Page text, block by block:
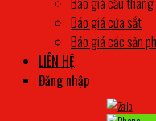
Báo giá cửa sắt
Báo giá các sản
LIÊN HỆ
Đăng nhập